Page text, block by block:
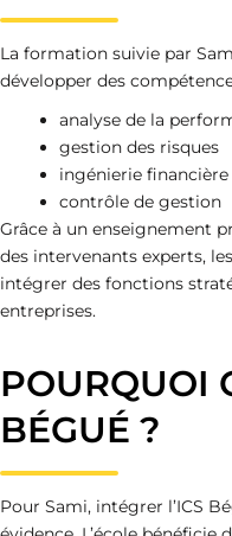
La formation suivie par
développer des
analyse de la
gestion des risques
ingénierie financière
contrôle de gestion
Grâce à un enseignement
des intervenants experts,
intégrer des fonctions
entreprises.
POURQUOI
BÉGUÉ ?
Pour Sami, intégrer l’ICS